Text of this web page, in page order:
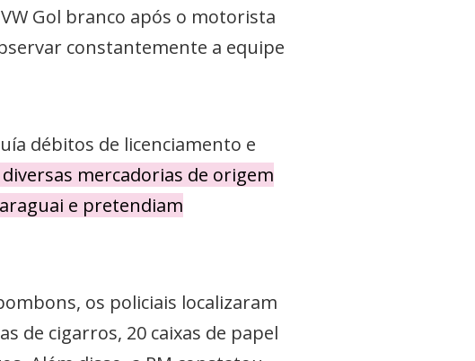
Gol branco após o motorista
constantemente a equipe
débitos de licenciamento e
mercadorias de origem
e pretendiam
os policiais localizaram
de cigarros, 20 caixas de papel